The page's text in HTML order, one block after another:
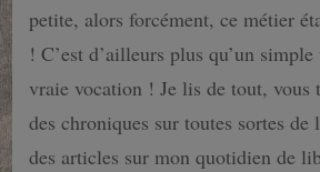
petite, alors forcément, ce métier
! C’est d’ailleurs plus qu’un
vraie vocation ! Je lis de tout, vous
des chroniques sur toutes sortes de
des articles sur mon quotidien de